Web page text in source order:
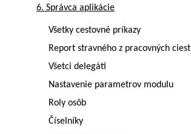
6. Správca aplikácie
Všetky cestovné príkazy
Report stravného z pracovných ciest
Všetci delegáti
Nastavenie parametrov modulu
Roly osôb
Číselníky